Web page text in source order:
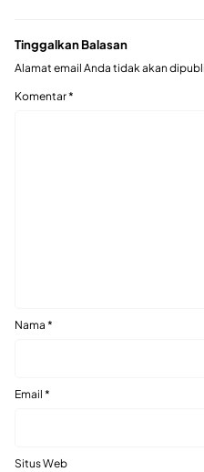
Tinggalkan Balasan
Alamat email Anda tidak akan
Komentar*
Nama *
Email *
Situs Web